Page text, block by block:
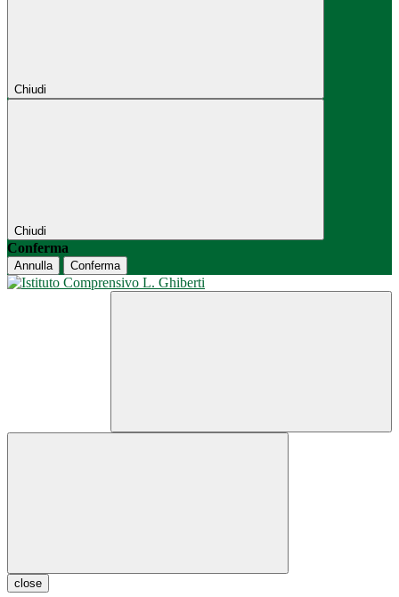
Chiudi
Chiudi
Conferma
Annulla Conferma
close